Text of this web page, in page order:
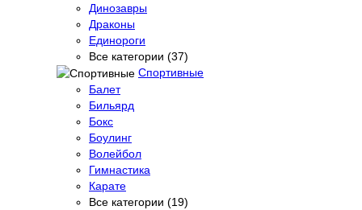
Динозавры
Драконы
Единороги
Все категории (37)
Спортивные
Балет
Бильярд
Бокс
Боулинг
Волейбол
Гимнастика
Карате
Все категории (19)